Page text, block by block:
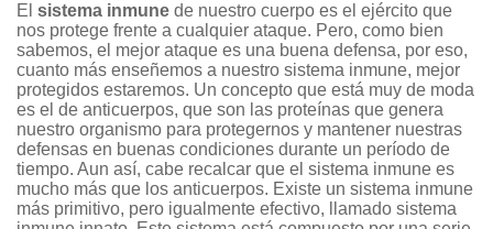
El sistema inmune de nuestro cuerpo es el ejército que
nos protege frente a cualquier ataque. Pero, como bien
sabemos, el mejor ataque es una buena defensa, por eso,
cuanto más enseñemos a nuestro sistema inmune, mejor
protegidos estaremos. Un concepto que está muy de moda
es el de anticuerpos, que son las proteínas que genera
nuestro organismo para protegernos y mantener nuestras
defensas en buenas condiciones durante un período de
tiempo. Aun así, cabe recalcar que el sistema inmune es
mucho más que los anticuerpos. Existe un sistema inmune
más primitivo, pero igualmente efectivo, llamado sistema